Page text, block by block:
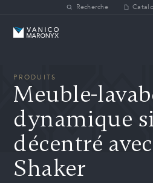
Skip to main contentRecherche
Vanico-Maronyx
PRODUITS
Meuble-
dynamique
décentré
Shaker